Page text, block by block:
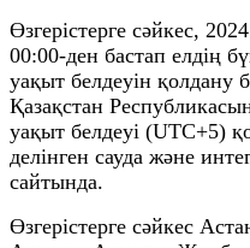
Өзгерістерге сәйкес,
00:00-ден бастап елдің
уақыт белдеуін қолдану
Қазақстан
уақыт белдеуі (UTC+5)
делінген сауда және
сайтында.
Өзгерістерге сәйкес